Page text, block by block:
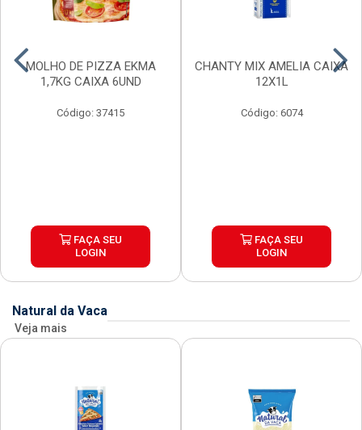
MOLHO DE PIZZA EKMA
1,7KG CAIXA 6UND
Código: 37415
FAÇA SEU
LOGIN
CHANTY MIX AMELIA CAIXA
12X1L
Código: 6074
FAÇA SEU
LOGIN
Natural da Vaca
Veja mais